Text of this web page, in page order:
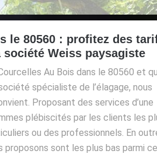
le 80560 : profitez des
Weiss paysagiste
Au Bois dans le 80560 et
spécialiste de l’élagage, nous
Proposant des services d’une
plébiscités par les clients les
ou des professionnels. En
proposons sont les plus bas parmi